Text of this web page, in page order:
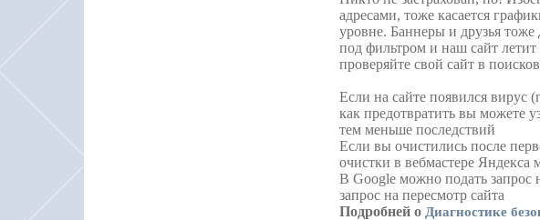
адресами, тоже касается
уровне. Баннеры и друзья тоже
под фильтром и наш сайт
проверяйте свой сайт в
Если на сайте появился вирус
как предотвратить вы можете
тем меньше последствий
Если вы очистились после
очистки в вебмастере
В Google можно подать запрос
запрос на пересмотр сайта
Подробней о Диагностике